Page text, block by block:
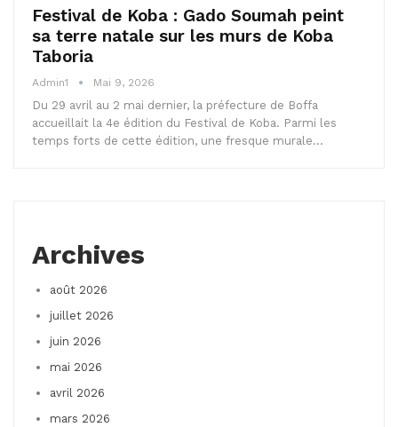
Festival de Koba : Gado Soumah peint
sa terre natale sur les murs de Koba
Taboria
Admin1 Mai 9, 2026
Du 29 avril au 2 mai dernier, la préfecture de Boffa
accueillait la 4e édition du Festival de Koba. Parmi les
temps forts de cette édition, une fresque murale…
Archives
août 2026
juillet 2026
juin 2026
mai 2026
avril 2026
mars 2026